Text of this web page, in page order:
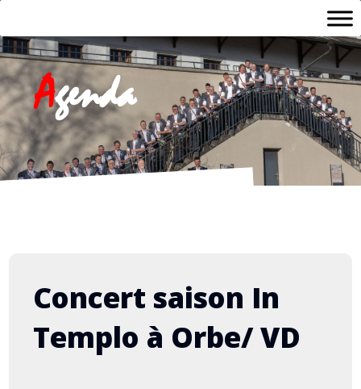
Agenda
Concert saison In
Templo à Orbe/ VD